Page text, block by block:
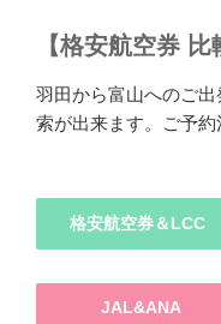
【格安航空券 比
羽田から富山へのご
索が出来ます。ご予約
格安航空券＆LCC
JAL&ANA